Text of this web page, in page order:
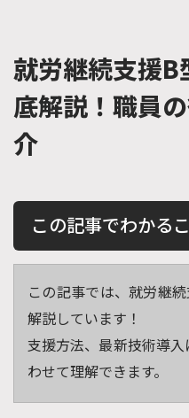
就労継続支援
底解説！職員
介
この記事でわかる
この記事では、就労継
解説しています！
支援方法、最新技術導
わせて理解できます。